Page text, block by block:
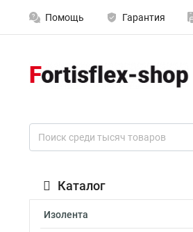
Помощь Гарантия
Каталог
Изолента